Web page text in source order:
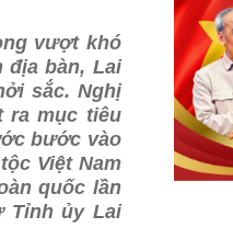
vượt khó
địa bàn, Lai
sắc. Nghị
ra mục tiêu
bước vào
Việt Nam
quốc lần
Tỉnh ủy Lai